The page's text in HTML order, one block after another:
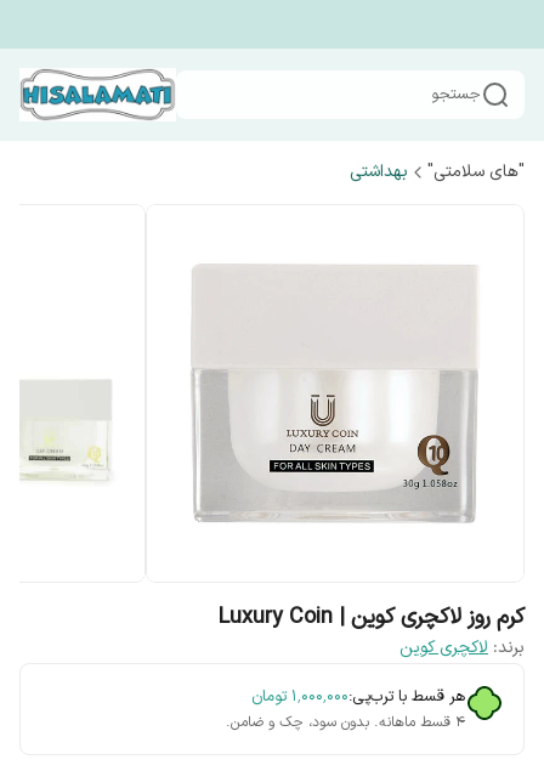
جستجو
"های سلامتی" بهداشتی
کرم روز لاکچری کوین | Luxury Coin
برند: لاکچری کوین
هر قسط با ترب‌پی:۱٬۰۰۰٬۰۰۰ تومان
۴ قسط ماهانه. بدون سود، چک و ضامن.